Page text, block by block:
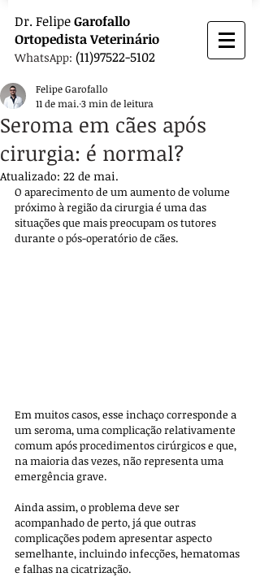
Dr. FelipeGarofallo
OrtopedistaVeterinário
WhatsApp: (11)97522-5102
Seroma em cães após
cirurgia: é normal?
Felipe Garofallo
11 de mai. 3 min de leitura
Atualizado: 22 de mai.
O aparecimento de um aumento de volume
próximo à região da cirurgia é uma das
situações que mais preocupam os tutores
durante o pós-operatório de cães.
Em muitos casos, esse inchaço corresponde a
um seroma, uma complicação relativamente
comum após procedimentos cirúrgicos e que,
na maioria das vezes, não representa uma
emergência grave.
Ainda assim, o problema deve ser
acompanhado de perto, já que outras
complicações podem apresentar aspecto
semelhante, incluindo infecções, hematomas
e falhas na cicatrização.